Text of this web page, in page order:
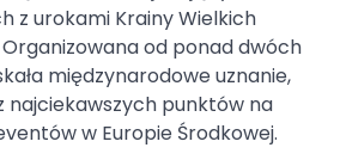
z urokami Krainy Wielkich
od ponad dwóch
międzynarodowe uznanie,
najciekawszych punktów na
w Europie Środkowej.